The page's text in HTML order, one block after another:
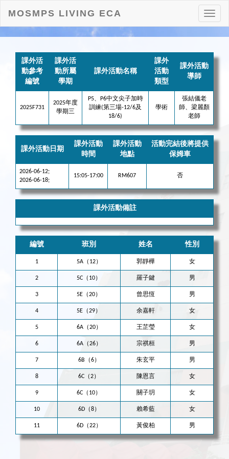
打
開
MOSMPS LIVING ECA
課外活
動參考
編號
課外活
動所屬
學期
課外活動名稱
課外
活動
類型
課外活動
導師
2025F731
2025年度
學期三
P5、P6中文尖子加時
訓練(第三場-12/6及
18/6)
學術
張結儀老
師、梁麗顏
老師
課外活動日期
課外活動
時間
課外活動
地點
活動完結後將提供
保姆車
2026-06-12;
2026-06-18;
15:05-17:00 RM607 否
課外活動備註
編號 班別 姓名 性別
1 5A（12） 郭靜樺 女
2 5C（10） 羅子鍵 男
3 5E（20） 曾思恆 男
4 5E（29） 余嘉軒 女
5 6A（20） 王芷瑩 女
6 6A（26） 宗祺桓 男
7 6B（6） 朱玄平 男
8 6C（2） 陳恩言 女
9 6C（10） 關子玥 女
10 6D（8） 賴希藍 女
11 6D（22） 黃俊柏 男